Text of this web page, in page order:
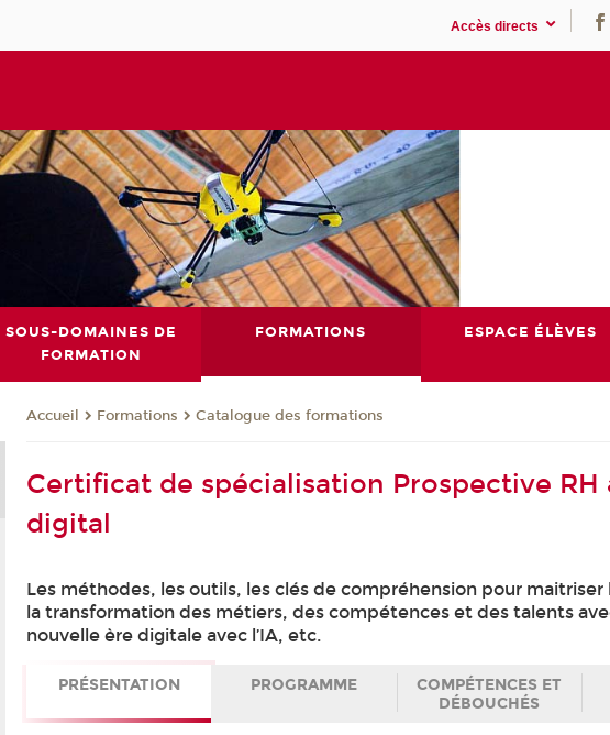
Accès directs
SOUS-DOMAINES DE
FORMATION
FORMATIONS ESPACE ÉLÈVES
Accueil Formations Catalogue des formations
Certificat de spécialisation Prospective RH
digital
Les méthodes, les outils, les clés de compréhension pour
la transformation des métiers, des compétences et des talents
nouvelle ère digitale avec l’IA, etc.
PRÉSENTATION PROGRAMME
COMPÉTENCES ET
DÉBOUCHÉS